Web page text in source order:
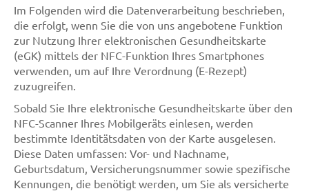
Im Folgenden wird die Datenverarbeitung beschrieben,
die erfolgt, wenn Sie die von uns angebotene Funktion
zur Nutzung Ihrer elektronischen Gesundheitskarte
(eGK) mittels der NFC-Funktion Ihres Smartphones
verwenden, um auf Ihre Verordnung (E-Rezept)
zuzugreifen.
Sobald Sie Ihre elektronische Gesundheitskarte über den
NFC-Scanner Ihres Mobilgeräts einlesen, werden
bestimmte Identitätsdaten von der Karte ausgelesen.
Diese Daten umfassen: Vor- und Nachname,
Geburtsdatum, Versicherungsnummer sowie spezifische
Kennungen, die benötigt werden, um Sie als versicherte